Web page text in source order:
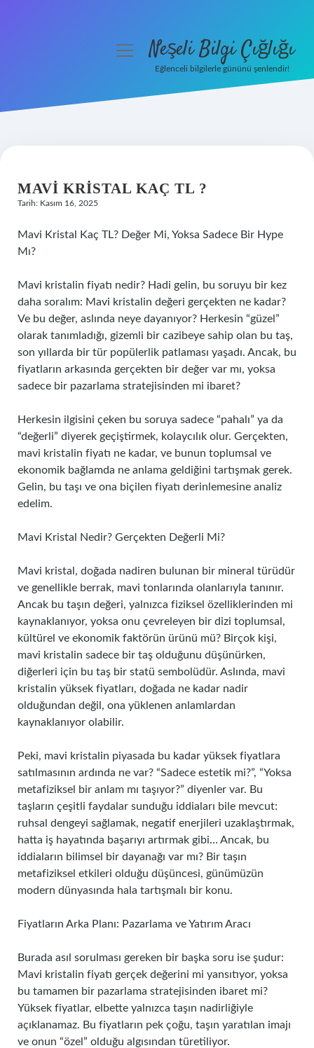
Hakkımızda
menüyüNeşeli Bilgi Çığlığı
Eğlenceli bilgilerle gününü şenlendir!
MAVI KRISTAL KAÇ TL ?
Tarih: Kasım 16, 2025
Mavi Kristal Kaç TL? Değer Mi, Yoksa Sadece Bir Hype
Mı?
Mavi kristalin fiyatı nedir? Hadi gelin, bu soruyu bir kez
daha soralım: Mavi kristalin değeri gerçekten ne kadar?
Ve bu değer, aslında neye dayanıyor? Herkesin “güzel”
olarak tanımladığı, gizemli bir cazibeye sahip olan bu taş,
son yıllarda bir tür popülerlik patlaması yaşadı. Ancak, bu
fiyatların arkasında gerçekten bir değer var mı, yoksa
sadece bir pazarlama stratejisinden mi ibaret?
Herkesin ilgisini çeken bu soruya sadece “pahalı” ya da
“değerli” diyerek geçiştirmek, kolaycılık olur. Gerçekten,
mavi kristalin fiyatı ne kadar, ve bunun toplumsal ve
ekonomik bağlamda ne anlama geldiğini tartışmak gerek.
Gelin, bu taşı ve ona biçilen fiyatı derinlemesine analiz
edelim.
Mavi Kristal Nedir? Gerçekten Değerli Mi?
Mavi kristal, doğada nadiren bulunan bir mineral türüdür
ve genellikle berrak, mavi tonlarında olanlarıyla tanınır.
Ancak bu taşın değeri, yalnızca fiziksel özelliklerinden mi
kaynaklanıyor, yoksa onu çevreleyen bir dizi toplumsal,
kültürel ve ekonomik faktörün ürünü mü? Birçok kişi,
mavi kristalin sadece bir taş olduğunu düşünürken,
diğerleri için bu taş bir statü sembolüdür. Aslında, mavi
kristalin yüksek fiyatları, doğada ne kadar nadir
olduğundan değil, ona yüklenen anlamlardan
kaynaklanıyor olabilir.
Peki, mavi kristalin piyasada bu kadar yüksek fiyatlara
satılmasının ardında ne var? “Sadece estetik mi?”, “Yoksa
metafiziksel bir anlam mı taşıyor?” diyenler var. Bu
taşların çeşitli faydalar sunduğu iddiaları bile mevcut:
ruhsal dengeyi sağlamak, negatif enerjileri uzaklaştırmak,
hatta iş hayatında başarıyı artırmak gibi… Ancak, bu
iddiaların bilimsel bir dayanağı var mı? Bir taşın
metafiziksel etkileri olduğu düşüncesi, günümüzün
modern dünyasında hala tartışmalı bir konu.
Fiyatların Arka Planı: Pazarlama ve Yatırım Aracı
Burada asıl sorulması gereken bir başka soru ise şudur:
Mavi kristalin fiyatı gerçek değerini mi yansıtıyor, yoksa
bu tamamen bir pazarlama stratejisinden ibaret mi?
Yüksek fiyatlar, elbette yalnızca taşın nadirliğiyle
açıklanamaz. Bu fiyatların pek çoğu, taşın yaratılan imajı
ve onun “özel” olduğu algısından türetiliyor.